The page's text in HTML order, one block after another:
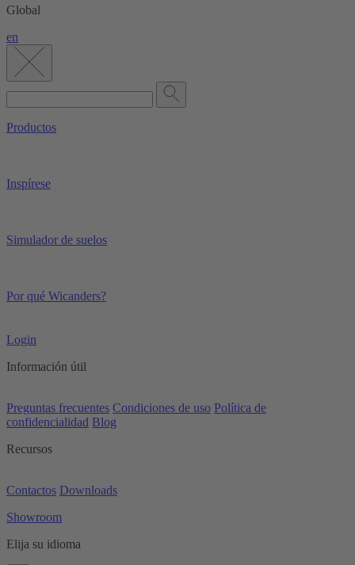
Global
en
Productos
Inspírese
Simulador de suelos
Por qué Wicanders?
Login
Información útil
Preguntas frecuentes Condiciones de uso Política de
confidencialidad Blog
Recursos
Contactos Downloads
Showroom
Elija su idioma